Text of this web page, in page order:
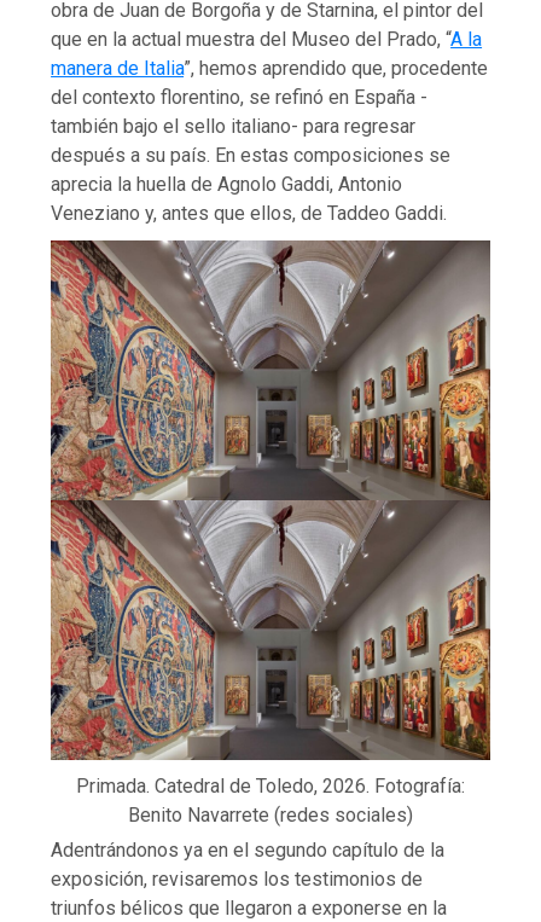
obra de Juan de Borgoña y de Starnina, el pintor del
que en la actual muestra del Museo del Prado, “A la
manera de Italia”, hemos aprendido que, procedente
del contexto florentino, se refinó en España -
también bajo el sello italiano- para regresar
después a su país. En estas composiciones se
aprecia la huella de Agnolo Gaddi, Antonio
Veneziano y, antes que ellos, de Taddeo Gaddi.
Primada. Catedral de Toledo, 2026. Fotografía:
Benito Navarrete (redes sociales)
Adentrándonos ya en el segundo capítulo de la
exposición, revisaremos los testimonios de
triunfos bélicos que llegaron a exponerse en la